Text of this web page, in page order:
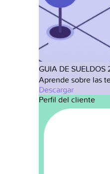
GUIA DE SUELDOS
Aprende sobre las
Descargar
Perfil del cliente